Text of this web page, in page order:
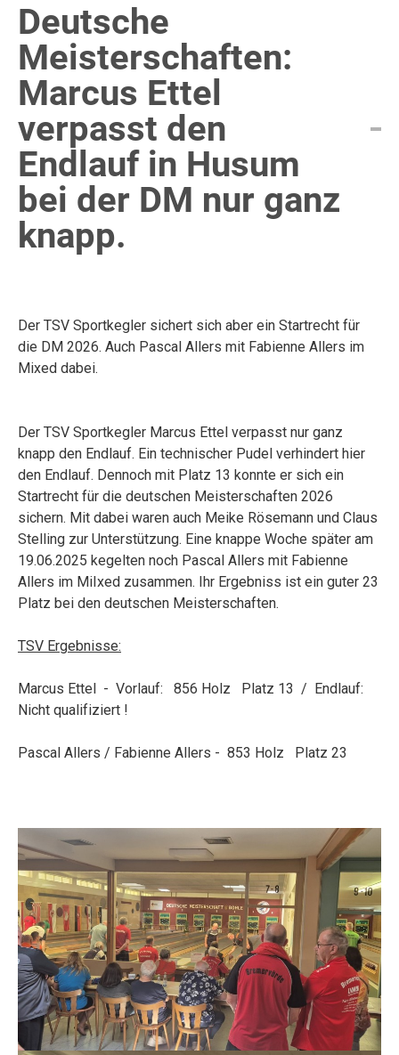
Deutsche
Meisterschaften:
Marcus Ettel
verpasst den
Endlauf in Husum
bei der DM nur ganz
knapp.
Der TSV Sportkegler sichert sich aber ein Startrecht für
die DM 2026. Auch Pascal Allers mit Fabienne Allers im
Mixed dabei.
Der TSV Sportkegler Marcus Ettel verpasst nur ganz
knapp den Endlauf. Ein technischer Pudel verhindert hier
den Endlauf. Dennoch mit Platz 13 konnte er sich ein
Startrecht für die deutschen Meisterschaften 2026
sichern. Mit dabei waren auch Meike Rösemann und Claus
Stelling zur Unterstützung. Eine knappe Woche später am
19.06.2025 kegelten noch Pascal Allers mit Fabienne
Allers im MiIxed zusammen. Ihr Ergebniss ist ein guter 23
Platz bei den deutschen Meisterschaften.
TSV Ergebnisse:
Marcus Ettel - Vorlauf: 856 Holz Platz 13 / Endlauf:
Nicht qualifiziert !
Pascal Allers / Fabienne Allers - 853 Holz Platz 23